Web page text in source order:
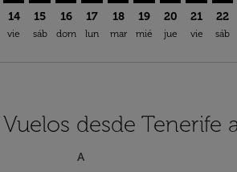
14
vie
15
sáb
16
dom
17
lun
18
mar
19
mié
20
jue
21
vie
22
sáb
desde
A